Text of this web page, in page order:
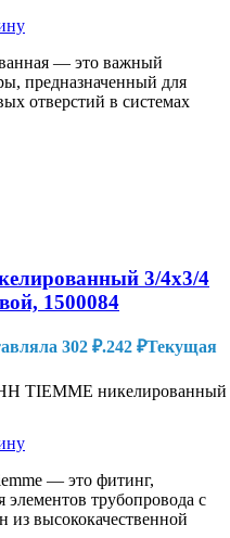
— это важный
предназначенный для
отверстий в системах
3/4х3/4
1500084
302 ₽.242 ₽Текущая
TIEMME никелированный
— это фитинг,
трубопровода с
из высококачественной